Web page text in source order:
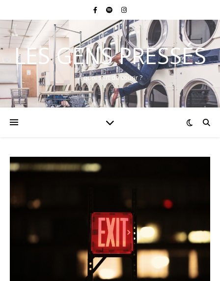
LES GENS PRESSÉS
A quoi sert de courir ?